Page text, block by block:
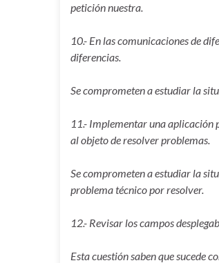
petición nuestra.
10.- En las comunicaciones de
diferencias.
Se comprometen a estudiar la
11.- Implementar una aplicación
al objeto de resolver problemas.
Se comprometen a estudiar la
problema técnico por resolver.
12.- Revisar los campos
Esta cuestión saben que sucede